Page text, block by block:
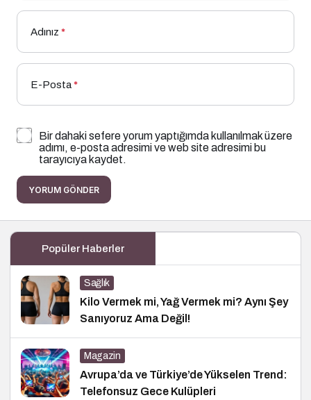
Adınız *
E-Posta*
Bir dahaki sefere yorum yaptığımda kullanılmak üzere
adımı, e-posta adresimi ve web site adresimi bu
tarayıcıya kaydet.
YORUM GÖNDER
Popüler Haberler
Sağlık
Kilo Vermek mi, Yağ Vermek mi? Aynı Şey
Sanıyoruz Ama Değil!
Magazin
Avrupa’da ve Türkiye’de Yükselen Trend:
Telefonsuz Gece Kulüpleri